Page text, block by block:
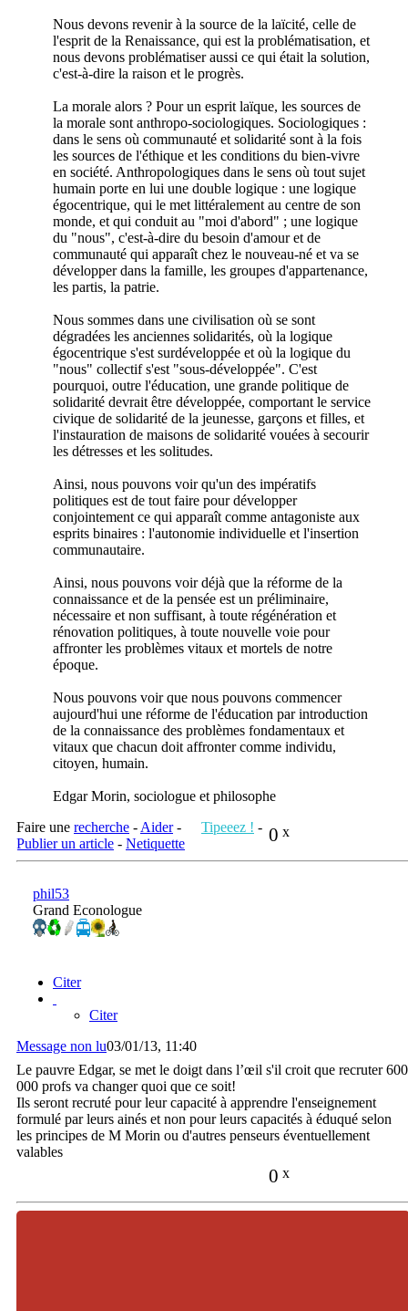
Nous devons revenir à la source de la laïcité, celle de
l'esprit de la Renaissance, qui est la problématisation, et
nous devons problématiser aussi ce qui était la solution,
c'est-à-dire la raison et le progrès.
La morale alors ? Pour un esprit laïque, les sources de
la morale sont anthropo-sociologiques. Sociologiques :
dans le sens où communauté et solidarité sont à la fois
les sources de l'éthique et les conditions du bien-vivre
en société. Anthropologiques dans le sens où tout sujet
humain porte en lui une double logique : une logique
égocentrique, qui le met littéralement au centre de son
monde, et qui conduit au "moi d'abord" ; une logique
du "nous", c'est-à-dire du besoin d'amour et de
communauté qui apparaît chez le nouveau-né et va se
développer dans la famille, les groupes d'appartenance,
les partis, la patrie.
Nous sommes dans une civilisation où se sont
dégradées les anciennes solidarités, où la logique
égocentrique s'est surdéveloppée et où la logique du
"nous" collectif s'est "sous-développée". C'est
pourquoi, outre l'éducation, une grande politique de
solidarité devrait être développée, comportant le service
civique de solidarité de la jeunesse, garçons et filles, et
l'instauration de maisons de solidarité vouées à secourir
les détresses et les solitudes.
Ainsi, nous pouvons voir qu'un des impératifs
politiques est de tout faire pour développer
conjointement ce qui apparaît comme antagoniste aux
esprits binaires : l'autonomie individuelle et l'insertion
communautaire.
Ainsi, nous pouvons voir déjà que la réforme de la
connaissance et de la pensée est un préliminaire,
nécessaire et non suffisant, à toute régénération et
rénovation politiques, à toute nouvelle voie pour
affronter les problèmes vitaux et mortels de notre
époque.
Nous pouvons voir que nous pouvons commencer
aujourd'hui une réforme de l'éducation par introduction
de la connaissance des problèmes fondamentaux et
vitaux que chacun doit affronter comme individu,
citoyen, humain.
Edgar Morin, sociologue et philosophe
0 x
Faire une recherche - Aider- Tipeeez ! -
Publier un article - Netiquette
phil53
Grand Econologue
Citer
Citer
Message non lu03/01/13, 11:40
Le pauvre Edgar, se met le doigt dans l’œil s'il croit que recruter 600
000 profs va changer quoi que ce soit!
Ils seront recruté pour leur capacité à apprendre l'enseignement
formulé par leurs ainés et non pour leurs capacités à éduqué selon
les principes de M Morin ou d'autres penseurs éventuellement
valables
0 x